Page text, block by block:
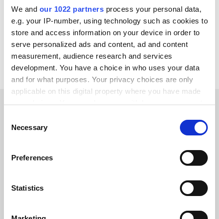
We and our 1022 partners process your personal data,
e.g. your IP-number, using technology such as cookies to
store and access information on your device in order to
serve personalized ads and content, ad and content
measurement, audience research and services
development. You have a choice in who uses your data
and for what purposes. Your privacy choices are only
applicable on this digital property where you have made
your choices. You can change or withdraw your consent
the Privacy trigger icon.
Collect information about your geographical location
Identify your device by actively scanning it for
Find out more about how your personal data is processed
Selection
Necessary
Preferences
Statistics
OpenAI
Klarna Adyen Stripe PayPal
Ver todas las integraciones de Remira
Learn why our clients trust